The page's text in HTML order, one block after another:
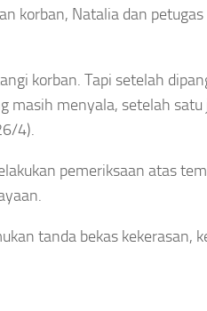
korban, Natalia dan
korban. Tapi setelah
masih menyala, setelah
4).
pemeriksaan atas
tanda bekas kekerasan,